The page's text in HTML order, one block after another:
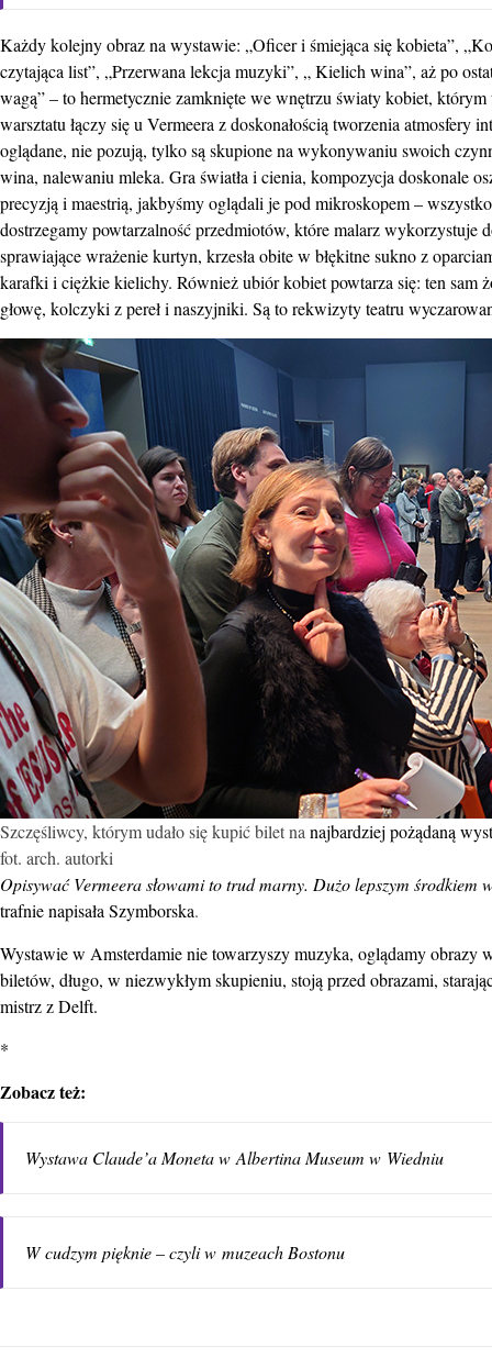
Każdy kolejny obraz na wystawie: „Oficer i śmiejąca się kobieta”,
czytająca list”, „Przerwana lekcja muzyki”, „ Kielich wina”, aż po
wagą” – to hermetycznie zamknięte we wnętrzu światy kobiet,
warsztatu łączy się u Vermeera z doskonałością tworzenia
oglądane, nie pozują, tylko są skupione na wykonywaniu swoich
wina, nalewaniu mleka. Gra światła i cienia, kompozycja doskonale
precyzją i maestrią, jakbyśmy oglądali je pod mikroskopem –
dostrzegamy powtarzalność przedmiotów, które malarz
sprawiające wrażenie kurtyn, krzesła obite w błękitne sukno z
karafki i ciężkie kielichy. Również ubiór kobiet powtarza się: ten sam
głowę, kolczyki z pereł i naszyjniki. Są to rekwizyty teatru
Szczęśliwcy, którym udało się kupić bilet na najbardziej pożądaną
fot. arch. autorki
Opisywać Vermeera słowami to trud marny. Dużo lepszym
trafnie napisała Szymborska.
Wystawie w Amsterdamie nie towarzyszy muzyka, oglądamy obrazy
biletów, długo, w niezwykłym skupieniu, stoją przed obrazami,
mistrz z Delft.
*
Zobacz też:
Wystawa Claude’a Moneta w Albertina Museum w Wiedniu
W cudzym pięknie – czyli w muzeach Bostonu